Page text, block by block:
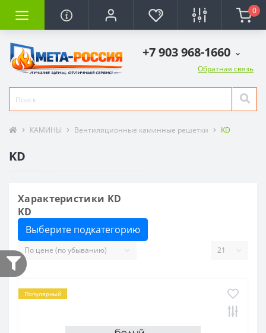
0
+7 903 968-1660
Обратная связь
КАМИНЫ Вентиляционные каминные решетки KD
KD
Характеристики KD
KD
Выберите подкатегорию
Популярный